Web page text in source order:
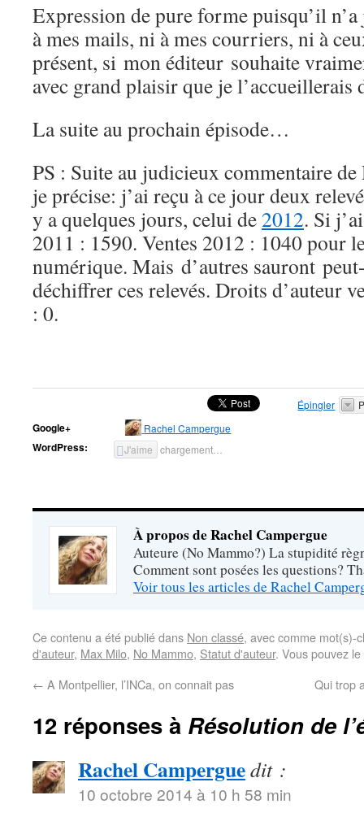
Expression de pure forme puisqu’il
à mes mails, ni à mes courriers, ni à
présent, si mon éditeur souhaite
avec grand plaisir que je l’accueillerais
La suite au prochain épisode…
PS : Suite au judicieux commentaire
je précise: j’ai reçu à ce jour deux
y a quelques jours, celui de2012. Si
2011 : 1590. Ventes 2012 : 1040 pour
numérique. Mais d’autres sauront
déchiffrer ces relevés. Droits d’auteur
: 0.
Épingler
Google+ Rachel Campergue
WordPress: J'aime chargement…
À propos de Rachel Campergue
Auteure (No Mammo?) La stupidité
Comment sont posées les questions?
Voir tous les articles de Rachel
Ce contenu a été publié dans Non classé, avec comme mot(s)-
d'auteur, Max Milo, No Mammo, Statut d'auteur. Vous pouvez
← A Montpellier, l’INCa, on connait pas Qui trop
12 réponses à Résolution de
Rachel Camperguedit :
10 octobre 2014 à 10 h 58 min